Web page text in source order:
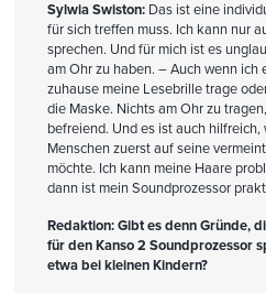
Sylwia Swiston: Das ist eine
für sich treffen muss. Ich kann nur
sprechen. Und für mich ist es
am Ohr zu haben. – Auch wenn ich
zuhause meine Lesebrille trage
die Maske. Nichts am Ohr zu
befreiend. Und es ist auch
Menschen zuerst auf seine
möchte. Ich kann meine Haare
dann ist mein Soundprozessor
Redaktion: Gibt es denn Gründe,
für den Kanso 2 Soundprozessor
etwa bei kleinen Kindern?